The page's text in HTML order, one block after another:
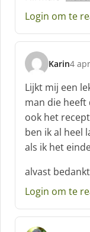
Login om te
Karin
s
c
h
r
e
e
f
4
Lijkt mij een
man die heeft
ook het
ben ik al heel
als ik het
alvast
Login om te